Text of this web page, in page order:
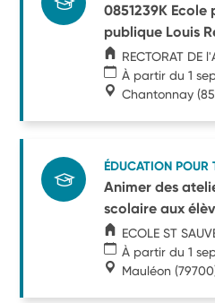
0851239K Ecole
publique Louis
RECTORAT DE
À partir du 1
Chantonnay
ÉDUCATION POUR
Animer des
scolaire aux
ECOLE ST
À partir du 1
Mauléon